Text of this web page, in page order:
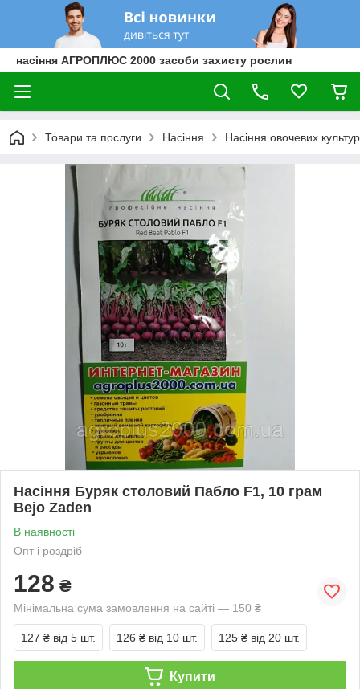
насіння АГРОПЛЮС 2000 засоби захисту рослин
Товари та послуги Насіння Насіння овочевих культур
Насіння Буряк столовий Пабло F1, 10 грам
Bejo Zaden
В наявності
Опт і роздріб
128 ₴
Мінімальна сума замовлення на сайті — 150 ₴
127 ₴ від 5 шт. 126 ₴ від 10 шт. 125 ₴ від 20 шт.
Купити